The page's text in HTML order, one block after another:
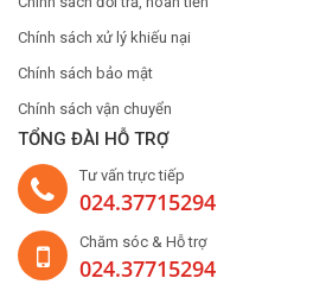
Chính sách xử lý khiếu nại
Chính sách bảo mật
Chính sách vận chuyển
TỔNG ĐÀI HỖ TRỢ
Tư vấn trực tiếp
024.37715294
Chăm sóc & Hỗ trợ
024.37715294